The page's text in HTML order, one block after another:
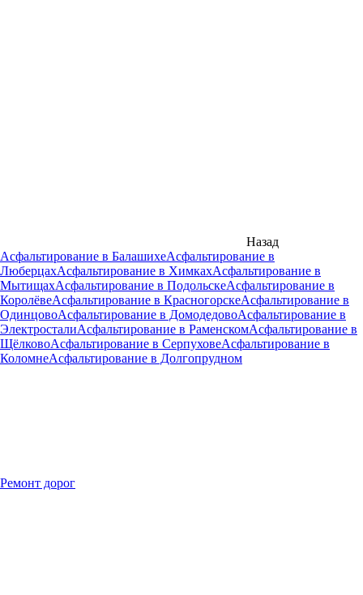
Назад
Асфальтирование в БалашихеАсфальтирование в
ЛюберцахАсфальтирование в ХимкахАсфальтирование в
МытищахАсфальтирование в ПодольскеАсфальтирование в
КоролёвеАсфальтирование в КрасногорскеАсфальтирование в
ОдинцовоАсфальтирование в ДомодедовоАсфальтирование в
ЭлектросталиАсфальтирование в РаменскомАсфальтирование в
ЩёлковоАсфальтирование в СерпуховеАсфальтирование в
КоломнеАсфальтирование в Долгопрудном
Ремонт дорог